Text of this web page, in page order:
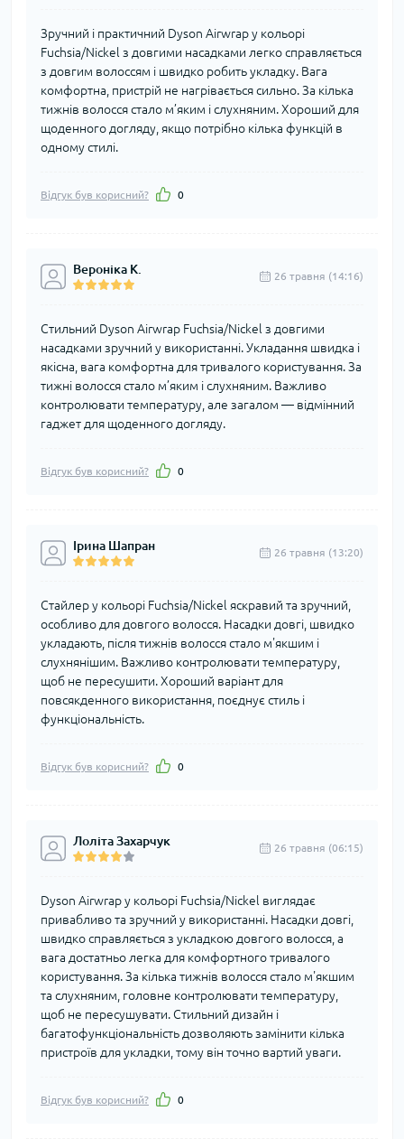
Зручний і практичний Dyson Airwrap у кольорі
Fuchsia/Nickel з довгими насадками легко справляється
з довгим волоссям і швидко робить укладку. Вага
комфортна, пристрій не нагрівається сильно. За кілька
тижнів волосся стало м’яким і слухняним. Хороший для
щоденного догляду, якщо потрібно кілька функцій в
одному стилі.
Відгук був корисний? 0
Вероніка К. 26 травня (14:16)
Стильний Dyson Airwrap Fuchsia/Nickel з довгими
насадками зручний у використанні. Укладання швидка і
якісна, вага комфортна для тривалого користування. За
тижні волосся стало м’яким і слухняним. Важливо
контролювати температуру, але загалом — відмінний
гаджет для щоденного догляду.
Відгук був корисний? 0
Ірина Шапран 26 травня (13:20)
Стайлер у кольорі Fuchsia/Nickel яскравий та зручний,
особливо для довгого волосся. Насадки довгі, швидко
укладають, після тижнів волосся стало м'якшим і
слухнянішим. Важливо контролювати температуру,
щоб не пересушити. Хороший варіант для
повсякденного використання, поєднує стиль і
функціональність.
Відгук був корисний? 0
Лоліта Захарчук 26 травня (06:15)
Dyson Airwrap у кольорі Fuchsia/Nickel виглядає
привабливо та зручний у використанні. Насадки довгі,
швидко справляється з укладкою довгого волосся, а
вага достатньо легка для комфортного тривалого
користування. За кілька тижнів волосся стало м'якшим
та слухняним, головне контролювати температуру,
щоб не пересушувати. Стильний дизайн і
багатофункціональність дозволяють замінити кілька
пристроїв для укладки, тому він точно вартий уваги.
Відгук був корисний? 0